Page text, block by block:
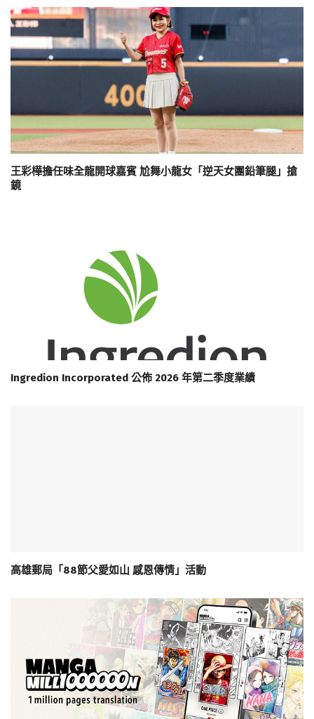
王彩樺擔任味全龍開球嘉賓 尬舞小龍女「逆天女團鉛筆腿」搶
鏡
Ingredion Incorporated 公佈 2026 年第二季度業績
高雄郵局「88節父愛如山 感恩傳情」活動